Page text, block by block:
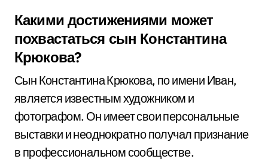
Какими достижениями может
похвастаться сын Константина
Крюкова?
Сын Константина Крюкова, по имени Иван,
является известным художником и
фотографом. Он имеет свои персональные
выставки и неоднократно получал признание
в профессиональном сообществе.